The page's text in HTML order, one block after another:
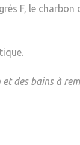
F, le charbon
des bains à